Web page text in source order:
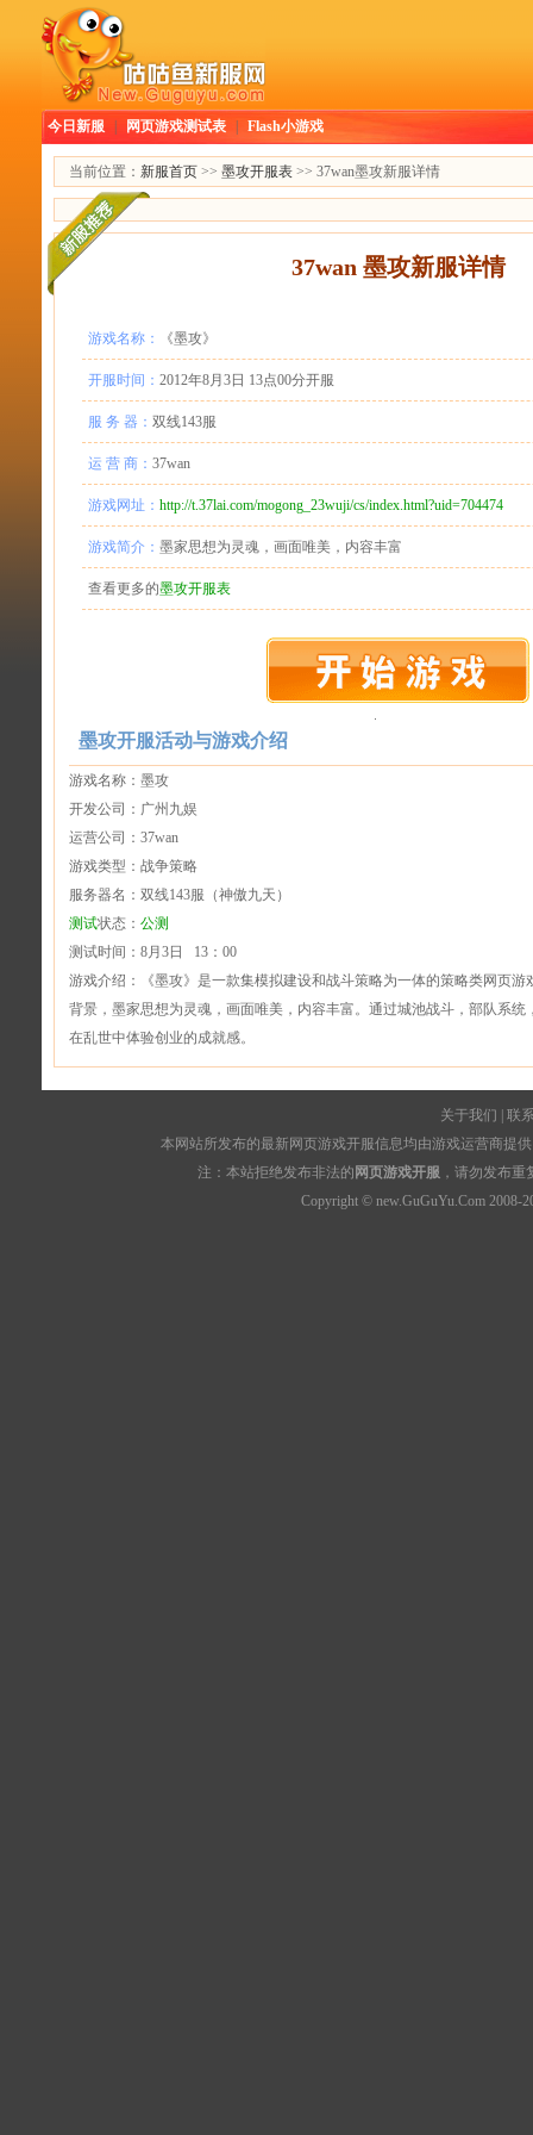
今日新服 网页游戏测试表 Flash小游戏
当前位置： 新服首页 >> 墨攻开服表 >> 37wan墨攻新服详情
37wan 墨攻新服详情
游戏名称： 《墨攻》
开服时间： 2012年8月3日 13点00分开服
服 务 器： 双线143服
运 营 商： 37wan
游戏网址： http://t.37lai.com/mogong_23wuji/cs/index.html?uid=704474
游戏简介： 墨家思想为灵魂，画面唯美，内容丰富
查看更多的墨攻开服表
墨攻开服活动与游戏介绍
游戏名称：墨攻
开发公司：广州九娱
运营公司：37wan
游戏类型：战争策略
服务器名：双线143服（神傲九天）
测试状态： 公测
测试时间：8月3日 13：00
游戏介绍：《墨攻》是一款集模拟建设和战斗策略为一体的策略类网页游
背景，墨家思想为灵魂，画面唯美，内容丰富。通过城池战斗，部队系统
在乱世中体验创业的成就感。
关于我们
联
本网站所发布的最新网页游戏开服信息均由游戏运营商提
注：本站拒绝发布非法的 网页游戏开服 ，请勿发布重
Copyright © new.GuGuYu.Com 2008-